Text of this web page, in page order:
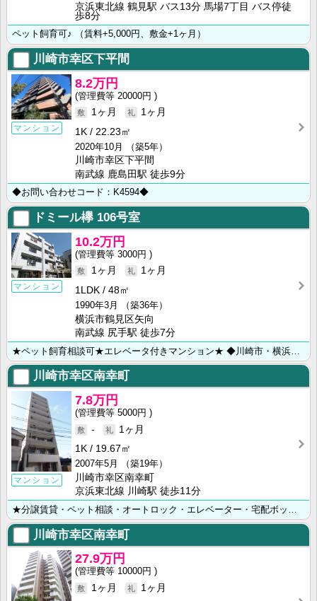
京浜東北線 鶴見駅 バス13分 馬場7丁目 バス停徒
歩8分
ペット飼育可♪ （賃料+5,000円、敷金+1ヶ月）
川崎市幸区下平間
マンション
8.2万円
20000円
1ヶ月
1ヶ月
1K
22.23㎡
2020年10月
（築5年）
川崎市幸区下平間
南武線 鹿島田駅 徒歩9分
◆お問い合わせコード：K4594◆
ドミール欅106号室
マンション
10.2万円
3000円
1ヶ月
1ヶ月
1LDK
48㎡
1990年3月
（築36年）
横浜市鶴見区矢向
南武線 尻手駅 徒歩7分
川崎市幸区南幸町
マンション
7.8万円
5000円
-
1ヶ月
1K
19.67㎡
2007年5月
（築19年）
川崎市幸区南幸町
京浜東北線 川崎駅 徒歩11分
川崎市幸区南幸町
27.9万円
10000円
1ヶ月
1ヶ月